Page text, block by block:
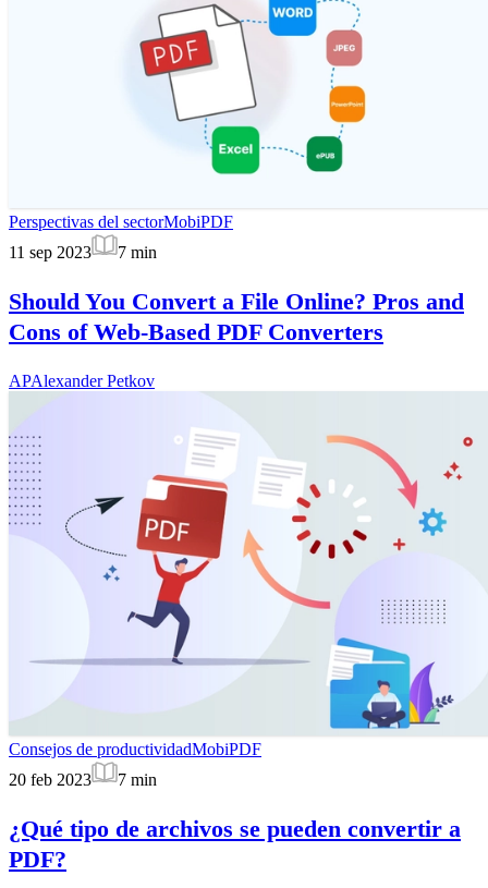
Perspectivas del sectorMobiPDF
11 sep 2023
7 min
Should You Convert a File Online? Pros and
Cons of Web-Based PDF Converters
APAlexander Petkov
Consejos de productividadMobiPDF
20 feb 2023
7 min
¿Qué tipo de archivos se pueden convertir a
PDF?